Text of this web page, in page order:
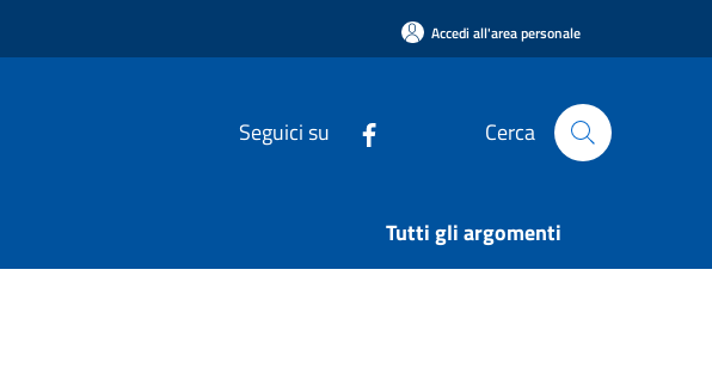
Accedi all'area personale
Seguici su Cerca
Tutti gli argomenti